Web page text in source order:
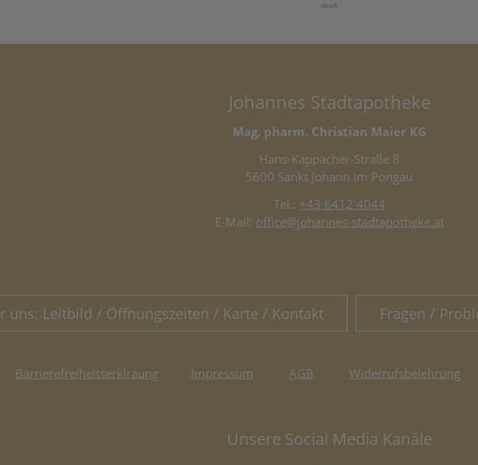
Johannes Stadtapotheke
Mag. pharm. Christian Maier KG
Hans-Kappacher-Straße 8
5600 Sankt Johann im Pongau
Tel.: +43 6412 4044
E-Mail: office@johannes-stadtapotheke.at
uns: Leitbild / Öffnungszeiten / Karte / Kontakt Fragen /
Barrierefreiheitserklräung Impressum AGB Widerrufsbelehrung
Unsere Social Media Kanäle